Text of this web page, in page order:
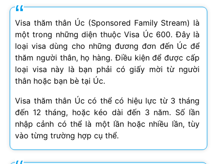
Visa thăm thân Úc (Sponsored Family Stream) là
một trong những diện thuộc Visa Úc 600. Đây là
loại visa dùng cho những đương đơn đến Úc để
thăm người thân, họ hàng. Điều kiện để được cấp
loại visa này là bạn phải có giấy mời từ người
thân hoặc bạn bè tại Úc.
Visa thăm thân Úc có thể có hiệu lực từ 3 tháng
đến 12 tháng, hoặc kéo dài đến 3 năm. Số lần
nhập cảnh có thể là một lần hoặc nhiều lần, tùy
vào từng trường hợp cụ thể.